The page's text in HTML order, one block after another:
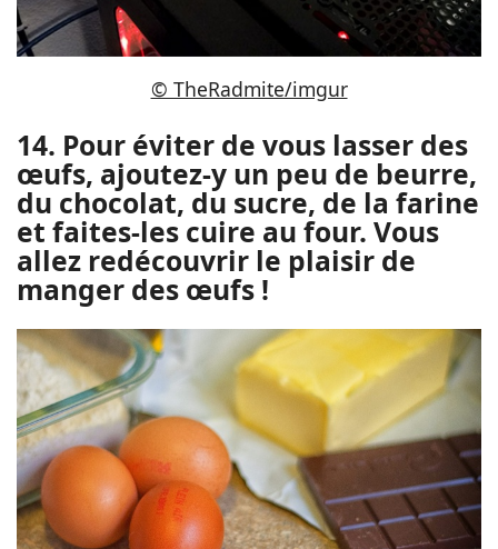
© TheRadmite/imgur
14. Pour éviter de vous lasser des
œufs, ajoutez-y un peu de beurre,
du chocolat, du sucre, de la farine
et faites-les cuire au four. Vous
allez redécouvrir le plaisir de
manger des œufs !